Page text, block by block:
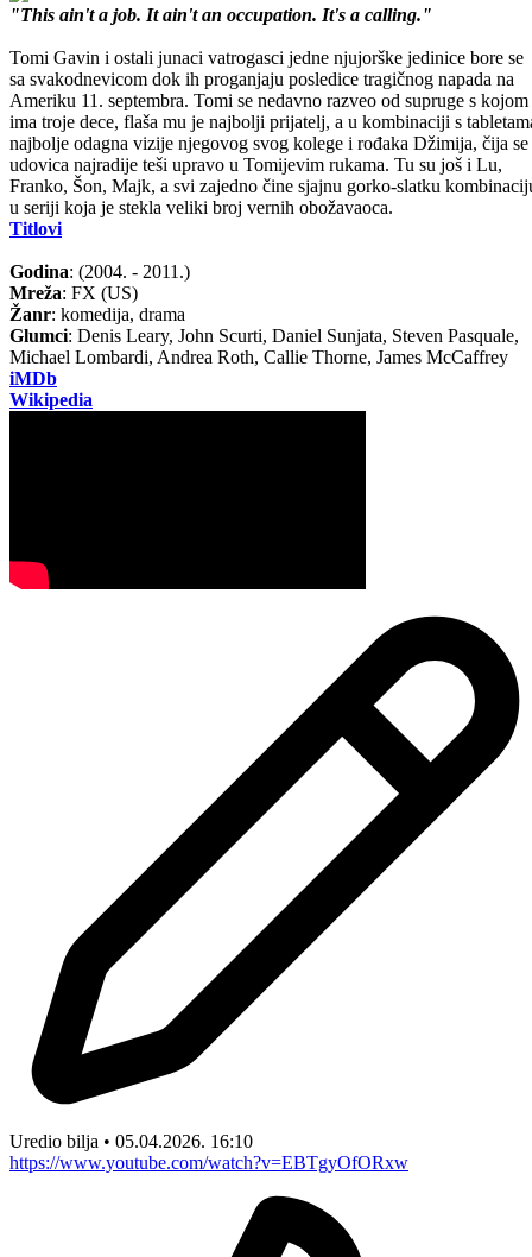
"This ain't a job. It ain't an occupation. It's a calling."
Tomi Gavin i ostali junaci vatrogasci jedne njujorške jedinice bore se
sa svakodnevicom dok ih proganjaju posledice tragičnog napada na
Ameriku 11. septembra. Tomi se nedavno razveo od supruge s kojom
ima troje dece, flaša mu je najbolji prijatelj, a u kombinaciji s
najbolje odagna vizije njegovog svog kolege i rođaka Džimija, čija se
udovica najradije teši upravo u Tomijevim rukama. Tu su još i Lu,
Franko, Šon, Majk, a svi zajedno čine sjajnu gorko-slatku
u seriji koja je stekla veliki broj vernih obožavaoca.
Titlovi
Godina: (2004. - 2011.)
Mreža: FX (US)
Žanr: komedija, drama
Glumci: Denis Leary, John Scurti, Daniel Sunjata, Steven Pasquale,
Michael Lombardi, Andrea Roth, Callie Thorne, James McCaffrey
iMDb
Wikipedia
Uredio bilja • 05.04.2026. 16:10
https://www.youtube.com/watch?v=EBTgyOfORxw